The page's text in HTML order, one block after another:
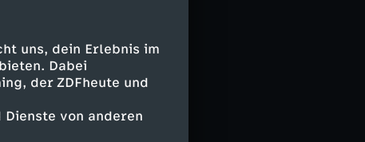
uns, dein Erlebnis im
Dabei
der ZDFheute und
von anderen
1:0.
S.